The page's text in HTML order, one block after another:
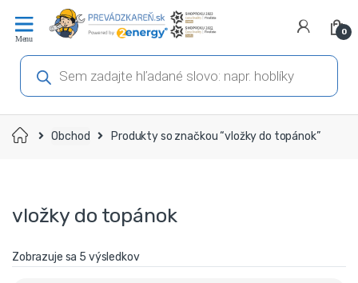
navigáciu
obsah
0
Products
search
Domov Obchod Produkty so značkou “vložky do topánok”
vložky do topánok
Zobrazuje sa 5 výsledkov